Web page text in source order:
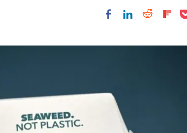
Share onShare on